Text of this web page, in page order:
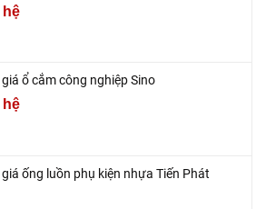
hệ
ổ cắm công nghiệp Sino
hệ
ống luồn phụ kiện nhựa Tiến Phát